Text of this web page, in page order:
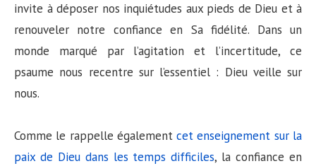
invite à déposer nos inquiétudes aux pieds de Dieu et à
renouveler notre confiance en Sa fidélité. Dans un
monde marqué par l’agitation et l’incertitude, ce
psaume nous recentre sur l’essentiel : Dieu veille sur
nous.
Comme le rappelle égalementcet enseignement sur la
paix de Dieu dans les temps difficiles, la confiance en